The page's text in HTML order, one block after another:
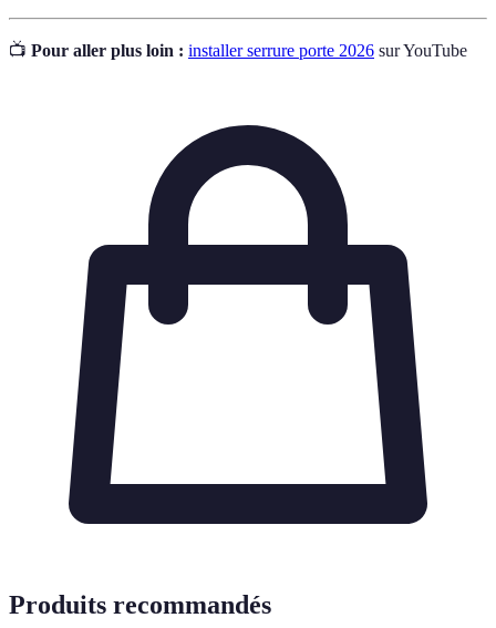
📺 Pour aller plus loin : installer serrure porte 2026 sur YouTube
Produits recommandés